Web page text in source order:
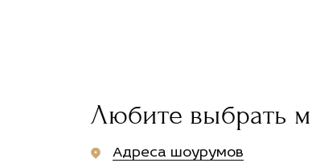
Любите выбрать
Адреса шоурумов